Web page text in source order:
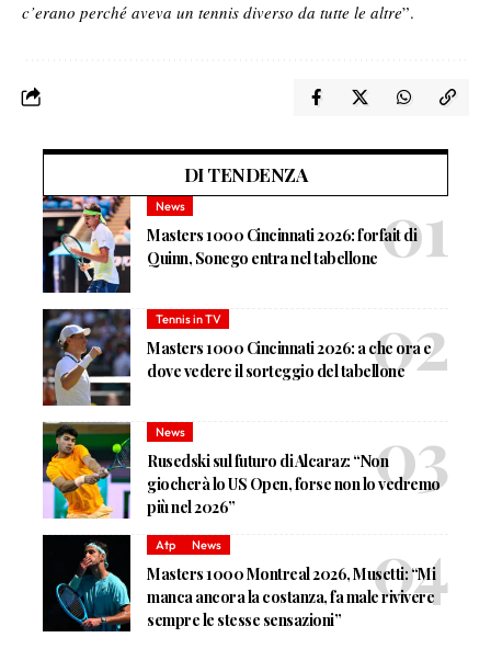
c’erano perché aveva un tennis diverso da tutte le altre”.
DI TENDENZA
News
Masters 1000 Cincinnati 2026: forfait di
Quinn, Sonego entra nel tabellone
Tennis in TV
Masters 1000 Cincinnati 2026: a che ora e
dove vedere il sorteggio del tabellone
News
Rusedski sul futuro di Alcaraz: “Non
giocherà lo US Open, forse non lo vedremo
più nel 2026”
Atp News
Masters 1000 Montreal 2026, Musetti: “Mi
manca ancora la costanza, fa male rivivere
sempre le stesse sensazioni”